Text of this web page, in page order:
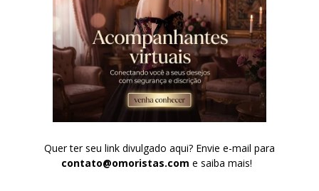
Quer ter seu link divulgado aqui? Envie e-mail para
contato@omoristas.com e saiba mais!